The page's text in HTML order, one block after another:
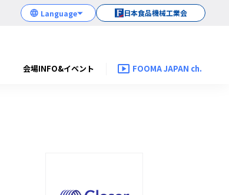
日本食品機械工業会
会場INFO&イベント FOOMA JAPAN ch.